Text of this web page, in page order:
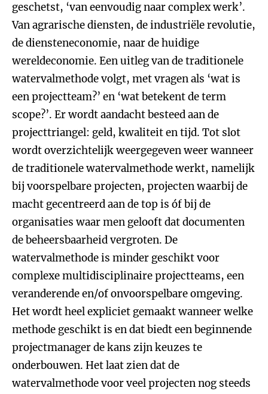
geschetst, ‘van eenvoudig naar complex werk’.
Van agrarische diensten, de industriële revolutie,
de diensteneconomie, naar de huidige
wereldeconomie. Een uitleg van de traditionele
watervalmethode volgt, met vragen als ‘wat is
een projectteam?’ en ‘wat betekent de term
scope?’. Er wordt aandacht besteed aan de
projecttriangel: geld, kwaliteit en tijd. Tot slot
wordt overzichtelijk weergegeven weer wanneer
de traditionele watervalmethode werkt, namelijk
bij voorspelbare projecten, projecten waarbij de
macht gecentreerd aan de top is óf bij de
organisaties waar men gelooft dat documenten
de beheersbaarheid vergroten. De
watervalmethode is minder geschikt voor
complexe multidisciplinaire projectteams, een
veranderende en/of onvoorspelbare omgeving.
Het wordt heel expliciet gemaakt wanneer welke
methode geschikt is en dat biedt een beginnende
projectmanager de kans zijn keuzes te
onderbouwen. Het laat zien dat de
watervalmethode voor veel projecten nog steeds